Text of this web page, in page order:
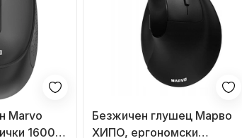
Marvo
1600
Безжичен глушец Марво
ХИПО, ергономски